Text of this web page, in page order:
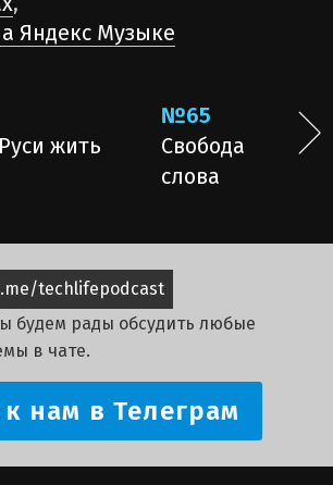
Яндекс Музыке
жить
№65
Свобода
слова
techlifepodcast
будем рады обсудить любые
в чате.
нам в Телеграм